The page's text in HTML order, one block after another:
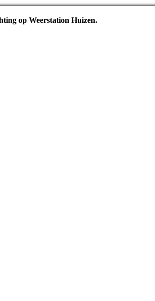
op Weerstation Huizen.